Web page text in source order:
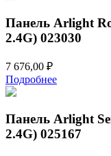
434,00 ₽.
Панель Arlight
2.4G) 023030
7 676,00 ₽
Подробнее
Панель Arlight
2.4G) 025167